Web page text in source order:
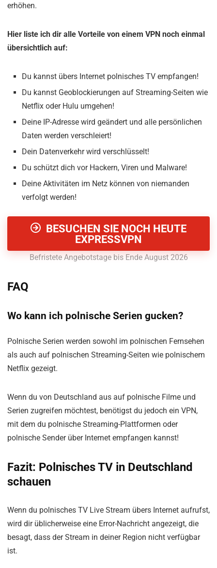
erhöhen.
Hier liste ich dir alle Vorteile von einem VPN noch einmal
übersichtlich auf:
Du kannst übers Internet polnisches TV empfangen!
Du kannst Geoblockierungen auf Streaming-Seiten wie
Netflix oder Hulu umgehen!
Deine IP-Adresse wird geändert und alle persönlichen
Daten werden verschleiert!
Dein Datenverkehr wird verschlüsselt!
Du schützt dich vor Hackern, Viren und Malware!
Deine Aktivitäten im Netz können von niemanden
verfolgt werden!
BESUCHEN SIE NOCH HEUTE
EXPRESSVPN
Befristete Angebotstage bis Ende August 2026
FAQ
Wo kann ich polnische Serien gucken?
Polnische Serien werden sowohl im polnischen Fernsehen
als auch auf polnischen Streaming-Seiten wie polnischem
Netflix gezeigt.
Wenn du von Deutschland aus auf polnische Filme und
Serien zugreifen möchtest, benötigst du jedoch ein VPN,
mit dem du polnische Streaming-Plattformen oder
polnische Sender über Internet empfangen kannst!
Fazit: Polnisches TV in Deutschland
schauen
Wenn du polnisches TV Live Stream übers Internet aufrufst,
wird dir üblicherweise eine Error-Nachricht angezeigt, die
besagt, dass der Stream in deiner Region nicht verfügbar
ist.